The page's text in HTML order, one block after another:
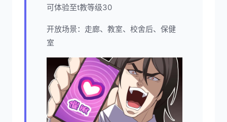
可体验至t教等级30
开放场景：走廊、教室、校舍后、保健
室